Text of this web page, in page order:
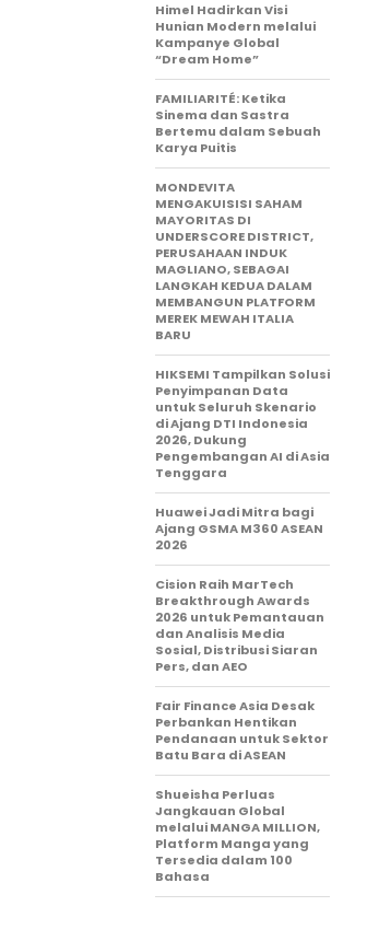
Himel Hadirkan Visi
Hunian Modern melalui
Kampanye Global
“Dream Home”
FAMILIARITÉ: Ketika
Sinema dan Sastra
Bertemu dalam Sebuah
Karya Puitis
MONDEVITA
MENGAKUISISI SAHAM
MAYORITAS DI
UNDERSCORE DISTRICT,
PERUSAHAAN INDUK
MAGLIANO, SEBAGAI
LANGKAH KEDUA DALAM
MEMBANGUN PLATFORM
MEREK MEWAH ITALIA
BARU
HIKSEMI Tampilkan Solusi
Penyimpanan Data
untuk Seluruh Skenario
di Ajang DTI Indonesia
2026, Dukung
Pengembangan AI di Asia
Tenggara
Huawei Jadi Mitra bagi
Ajang GSMA M360 ASEAN
2026
Cision Raih MarTech
Breakthrough Awards
2026 untuk Pemantauan
dan Analisis Media
Sosial, Distribusi Siaran
Pers, dan AEO
Fair Finance Asia Desak
Perbankan Hentikan
Pendanaan untuk Sektor
Batu Bara di ASEAN
Shueisha Perluas
Jangkauan Global
melalui MANGA MILLION,
Platform Manga yang
Tersedia dalam 100
Bahasa